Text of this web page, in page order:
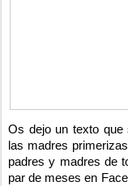
Os dejo un texto que
las madres
padres y madres de
par de meses en